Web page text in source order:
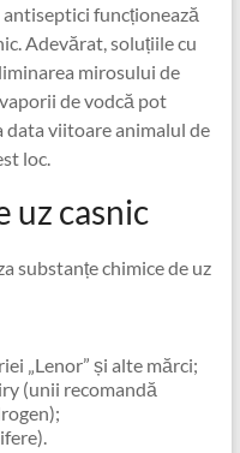
funcționează
Adevărat, soluțiile cu
mirosului de
de vodcă pot
data viitoare animalul de
loc.
uz casnic
substanțe chimice de uz
„Lenor” și alte mărci;
(unii recomandă